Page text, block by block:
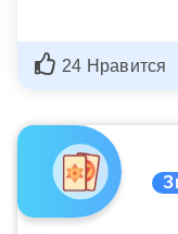
24 Нравится